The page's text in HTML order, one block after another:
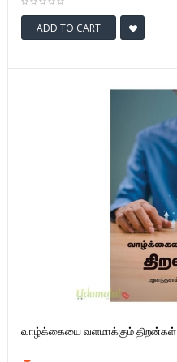
ADD TO CART
வாழ்க்கையை வளமாக்கும் திறன்கள்